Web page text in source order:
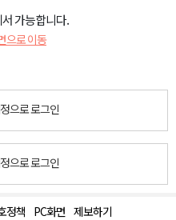
가능합니다.
으로 이동
으로 로그인
으로 로그인
정책 PC화면 제보하기